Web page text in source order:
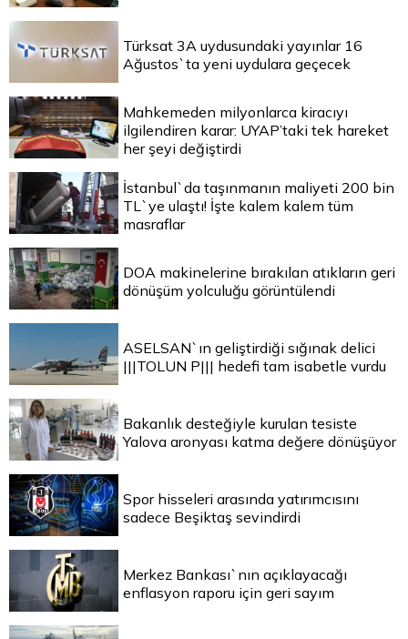
Türksat 3A uydusundaki yayınlar 16
Ağustos`ta yeni uydulara geçecek
Mahkemeden milyonlarca kiracıyı
ilgilendiren karar: UYAP’taki tek hareket
her şeyi değiştirdi
İstanbul`da taşınmanın maliyeti 200 bin
TL`ye ulaştı! İşte kalem kalem tüm
masraflar
DOA makinelerine bırakılan atıkların geri
dönüşüm yolculuğu görüntülendi
ASELSAN`ın geliştirdiği sığınak delici
|||TOLUN P||| hedefi tam isabetle vurdu
Bakanlık desteğiyle kurulan tesiste
Yalova aronyası katma değere dönüşüyor
Spor hisseleri arasında yatırımcısını
sadece Beşiktaş sevindirdi
Merkez Bankası`nın açıklayacağı
enflasyon raporu için geri sayım